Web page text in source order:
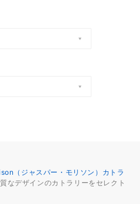
（ジャスパー・モリソン）カトラ
なデザインのカトラリーをセレクト